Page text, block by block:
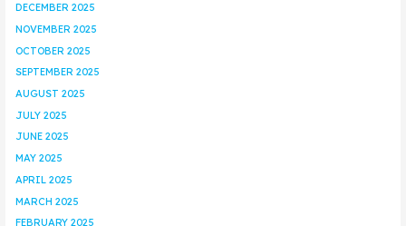
DECEMBER 2025
NOVEMBER 2025
OCTOBER 2025
SEPTEMBER 2025
AUGUST 2025
JULY 2025
JUNE 2025
MAY 2025
APRIL 2025
MARCH 2025
FEBRUARY 2025